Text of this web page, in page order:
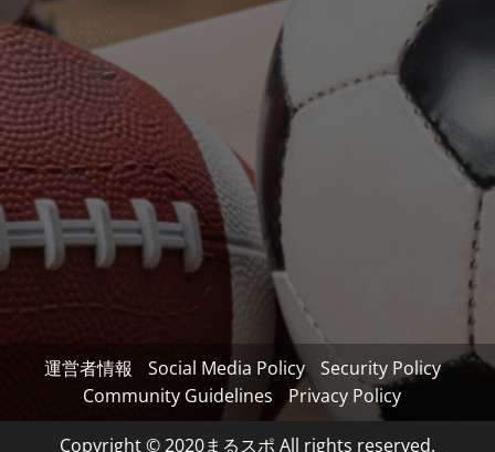
運営者情報 Social Media Policy
Security Policy
Community Guidelines
Privacy Policy
Copyright © 2020まるスポ All rights reserved.